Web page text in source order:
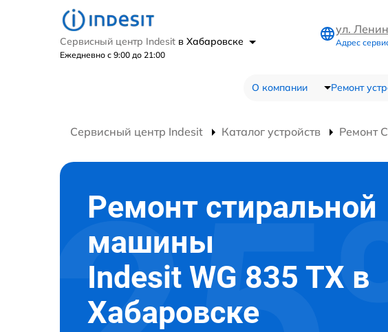
Сервисный центр Indesit в Хабаровске
Ежедневно с 9:00 до 21:00
ул.
Адрес
О компании Ремонт
Сервисный центр Indesit Каталог устройств Ремонт
Ремонт стиральной
машины
Indesit WG 835 TX в
Хабаровске